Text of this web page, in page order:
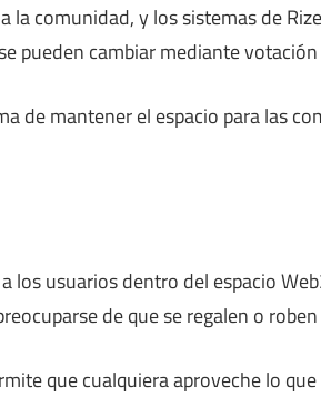
la comunidad, y los sistemas de
pueden cambiar mediante
de mantener el espacio para las
los usuarios dentro del espacio
de que se regalen o
que cualquiera aproveche lo